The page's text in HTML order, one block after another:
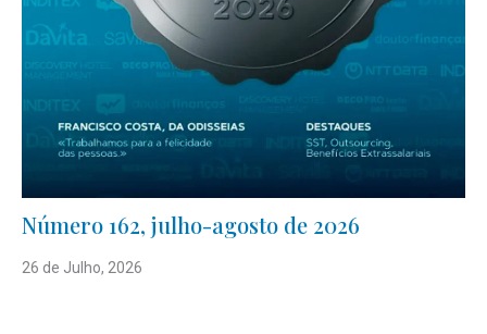
Número 162, julho-agosto de 2026
26 de Julho, 2026